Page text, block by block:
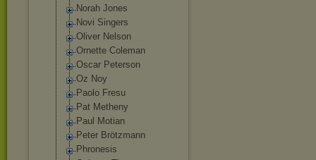
Norah Jones
Novi Singers
Oliver Nelson
Ornette Coleman
Oscar Peterson
Oz Noy
Paolo Fresu
Pat Metheny
Paul Motian
Peter Brötzmann
Phronesis